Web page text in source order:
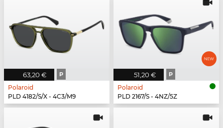
63,20 € P
Polaroid
PLD 4182/S/X - 4C3/M9
51,20 € P
Polaroid
PLD 2167/S - 4NZ/5Z